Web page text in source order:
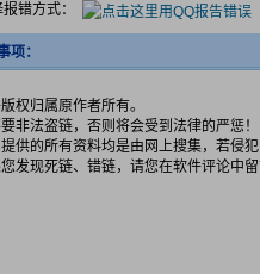
错方式：
项：
权归属原作者所有。
非法盗链，否则将会受到法律的严惩！
供的所有资料均是由网上搜集，若侵
发现死链、错链，请您在软件评论中留